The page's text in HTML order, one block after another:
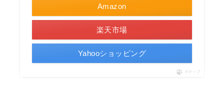
Amazon
楽天市場
Yahooショッピング
ポチップ